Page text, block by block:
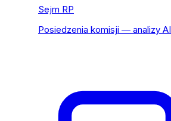
Sejm RP
Posiedzenia komisji — analizy AI